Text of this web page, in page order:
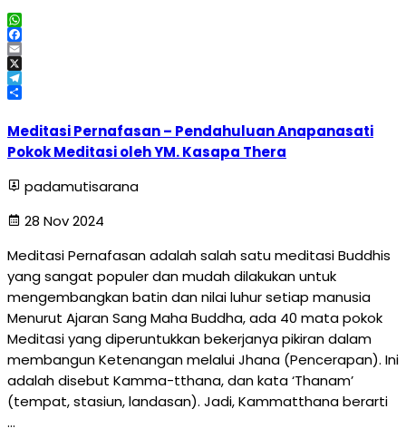
WhatsApp
Facebook
Email
X
Telegram
Meditasi Pernafasan – Pendahuluan Anapanasati
Pokok Meditasi oleh YM. Kasapa Thera
padamutisarana
28 Nov 2024
Meditasi Pernafasan adalah salah satu meditasi Buddhis
yang sangat populer dan mudah dilakukan untuk
mengembangkan batin dan nilai luhur setiap manusia
Menurut Ajaran Sang Maha Buddha, ada 40 mata pokok
Meditasi yang diperuntukkan bekerjanya pikiran dalam
membangun Ketenangan melalui Jhana (Pencerapan). Ini
adalah disebut Kamma-tthana, dan kata ‘Thanam’
(tempat, stasiun, landasan). Jadi, Kammatthana berarti
…